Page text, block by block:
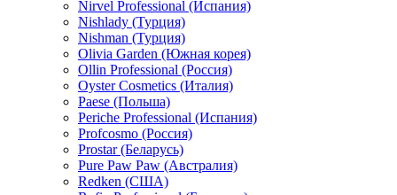
Nirvel Professional (Испания)
Nishlady (Турция)
Nishman (Турция)
Olivia Garden (Южная корея)
Ollin Professional (Россия)
Oyster Cosmetics (Италия)
Paese (Польша)
Periche Professional (Испания)
Profcosmo (Россия)
Prostar (Беларусь)
Pure Paw Paw (Австралия)
Redken (США)